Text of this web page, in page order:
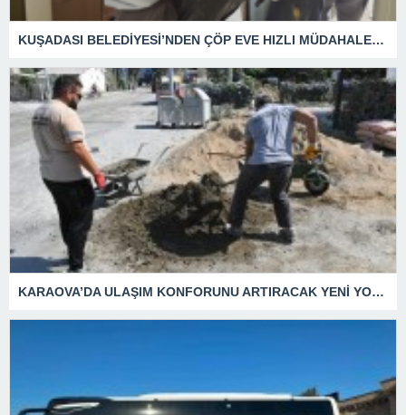
KUŞADASI BELEDİYESİ’NDEN ÇÖP EVE HIZLI MÜDAHALE: 2,3 TON ATIK TAHLİYE EDİLDİ
KARAOVA’DA ULAŞIM KONFORUNU ARTIRACAK YENİ YOL HAMLESİ